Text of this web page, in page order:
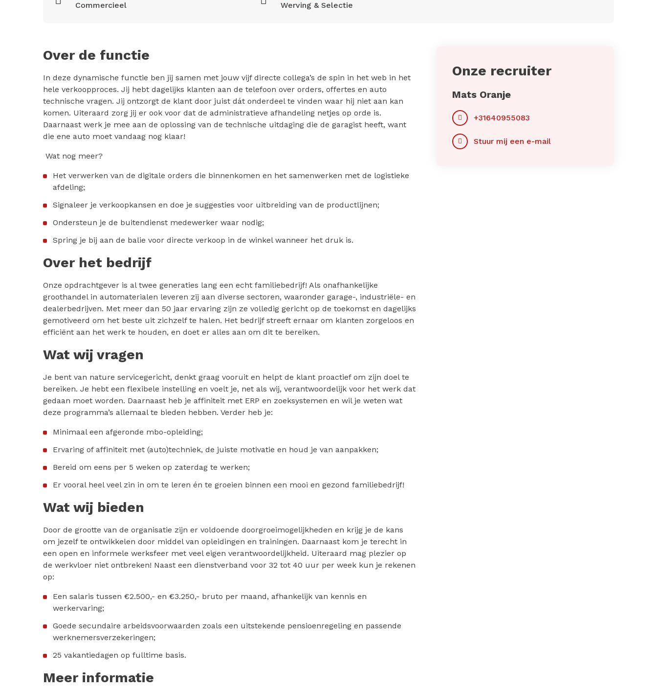
Commercieel Werving & Selectie
Over de functie
In deze dynamische functie ben jij samen met jouw vijf directe collega’s de spin in het web in het
hele verkoopproces. Jij hebt dagelijks klanten aan de telefoon over orders, offertes en auto
technische vragen. Jij ontzorgt de klant door juist dát onderdeel te vinden waar hij niet aan kan
komen. Uiteraard zorg jij er ook voor dat de administratieve afhandeling netjes op orde is.
Daarnaast werk je mee aan de oplossing van de technische uitdaging die de garagist heeft, want
die ene auto moet vandaag nog klaar!
Wat nog meer?
Het verwerken van de digitale orders die binnenkomen en het samenwerken met de logistieke
afdeling;
Signaleer je verkoopkansen en doe je suggesties voor uitbreiding van de productlijnen;
Ondersteun je de buitendienst medewerker waar nodig;
Spring je bij aan de balie voor directe verkoop in de winkel wanneer het druk is.
Over het bedrijf
Onze opdrachtgever is al twee generaties lang een echt familiebedrijf! Als onafhankelijke
groothandel in automaterialen leveren zij aan diverse sectoren, waaronder garage-, industriële- en
dealerbedrijven. Met meer dan 50 jaar ervaring zijn ze volledig gericht op de toekomst en dagelijks
gemotiveerd om het beste uit zichzelf te halen. Het bedrijf streeft ernaar om klanten zorgeloos en
efficiënt aan het werk te houden, en doet er alles aan om dit te bereiken.
Wat wij vragen
Je bent van nature servicegericht, denkt graag vooruit en helpt de klant proactief om zijn doel te
bereiken. Je hebt een flexibele instelling en voelt je, net als wij, verantwoordelijk voor het werk dat
gedaan moet worden. Daarnaast heb je affiniteit met ERP en zoeksystemen en wil je weten wat
deze programma’s allemaal te bieden hebben. Verder heb je:
Minimaal een afgeronde mbo-opleiding;
Ervaring of affiniteit met (auto)techniek, de juiste motivatie en houd je van aanpakken;
Bereid om eens per 5 weken op zaterdag te werken;
Er vooral heel veel zin in om te leren én te groeien binnen een mooi en gezond familiebedrijf!
Wat wij bieden
Door de grootte van de organisatie zijn er voldoende doorgroeimogelijkheden en krijg je de kans
om jezelf te ontwikkelen door middel van opleidingen en trainingen. Daarnaast kom je terecht in
een open en informele werksfeer met veel eigen verantwoordelijkheid. Uiteraard mag plezier op
de werkvloer niet ontbreken! Naast een dienstverband voor 32 tot 40 uur per week kun je rekenen
op:
Een salaris tussen €2.500,- en €3.250,- bruto per maand, afhankelijk van kennis en
werkervaring;
Goede secundaire arbeidsvoorwaarden zoals een uitstekende pensioenregeling en passende
werknemersverzekeringen;
25 vakantiedagen op fulltime basis.
Meer informatie
Onze recruiter
Mats Oranje
+31640955083
Stuur mij een e-mail